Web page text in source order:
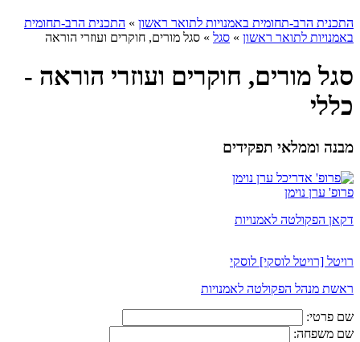
התכנית הרב-תחומית באמנויות לתואר ראשון » התכנית הרב-תחומית
באמנויות לתואר ראשון » סגל » סגל מורים, חוקרים ועוזרי הוראה
סגל מורים, חוקרים ועוזרי הוראה -
כללי
מבנה וממלאי תפקידים
פרופ' ערן נוימן
דקאן הפקולטה לאמנויות
רויטל [רויטל לוסקי] לוסקי
ראשת מנהל הפקולטה לאמנויות
שם פרטי:
שם משפחה: